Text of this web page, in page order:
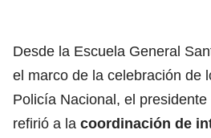
Desde la Escuela General
el marco de la celebración de
Policía Nacional, el
refirió a la coordinación de